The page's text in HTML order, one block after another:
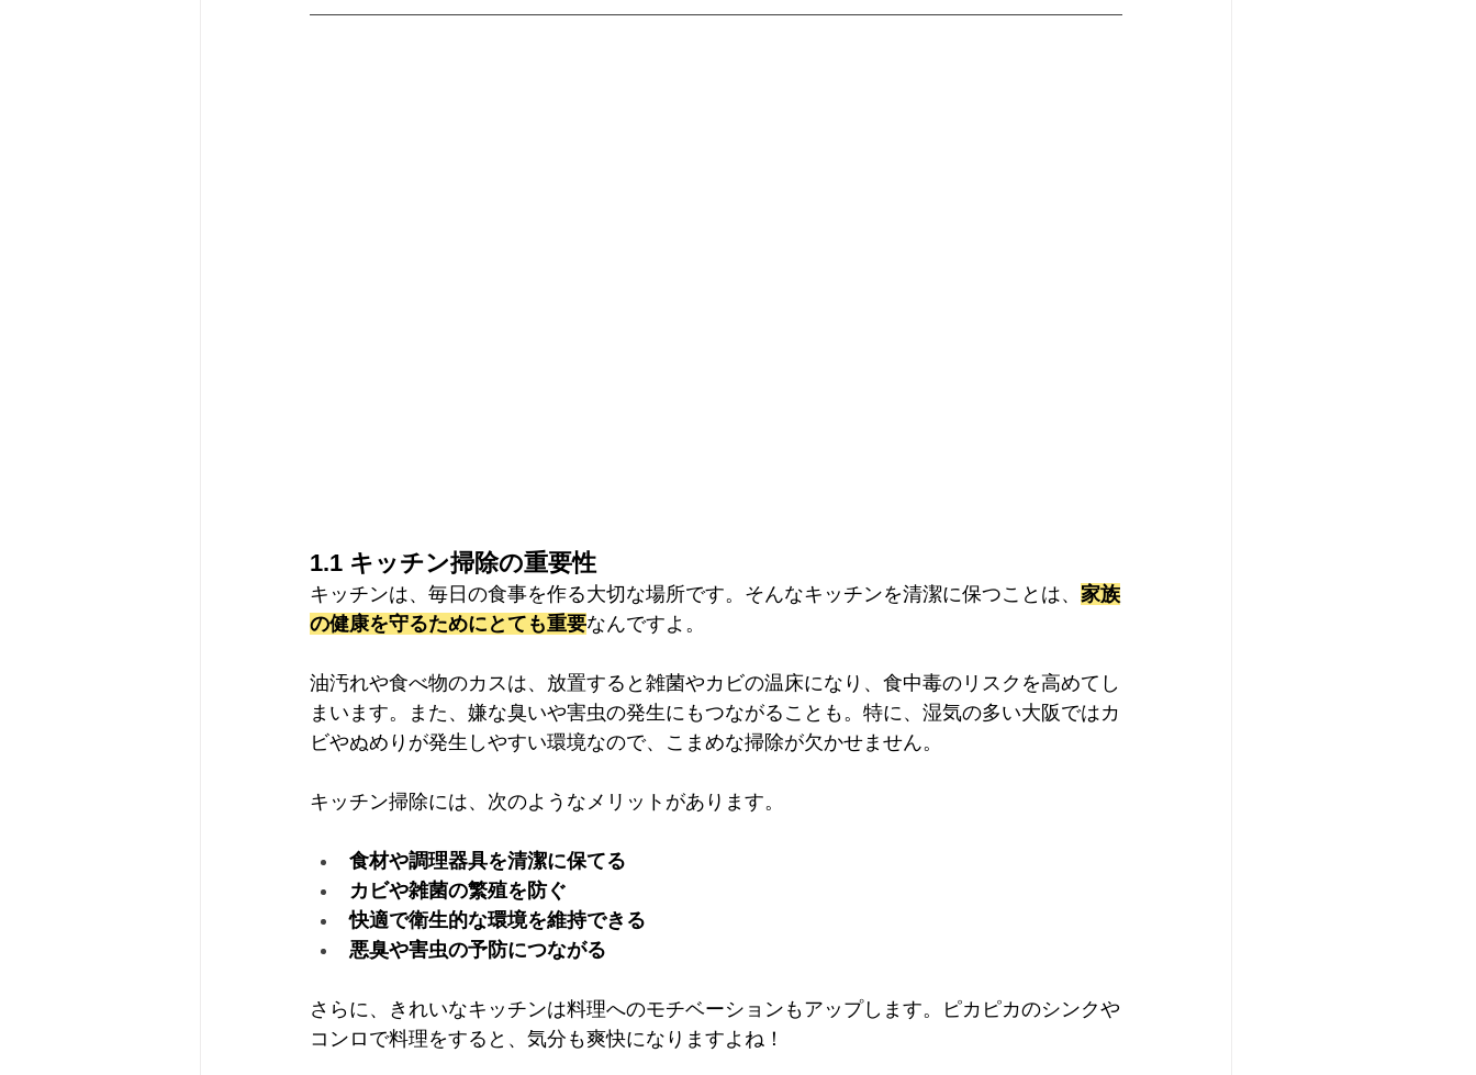
1.1 キッチン掃除の重要性
キッチンは、毎日の食事を作る大切な場所です。そんなキッチンを清潔に保つことは、 家族
の健康を守るためにとても重要なんですよ。
油汚れや食べ物のカスは、放置すると雑菌やカビの温床になり、食中毒のリスクを高めてし
まいます。また、嫌な臭いや害虫の発生にもつながることも。特に、湿気の多い大阪ではカ
ビやぬめりが発生しやすい環境なので、こまめな掃除が欠かせません。
キッチン掃除には、次のようなメリットがあります。
食材や調理器具を清潔に保てる
カビや雑菌の繁殖を防ぐ
快適で衛生的な環境を維持できる
悪臭や害虫の予防につながる
さらに、きれいなキッチンは料理へのモチベーションもアップします。ピカピカのシンクや
コンロで料理をすると、気分も爽快になりますよね！